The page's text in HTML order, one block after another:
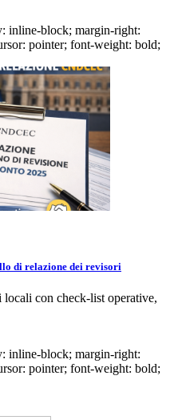
inline-block; margin-right:
pointer; font-weight: bold;
di relazione dei revisori
con check-list operative,
inline-block; margin-right:
pointer; font-weight: bold;